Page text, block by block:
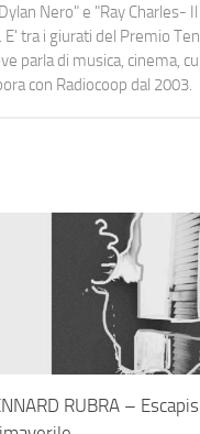
Nero" e "Ray Charles-
E' tra i giurati del Premio
parla di musica, cinema,
con Radiocoop dal 2003.
RUBRA –